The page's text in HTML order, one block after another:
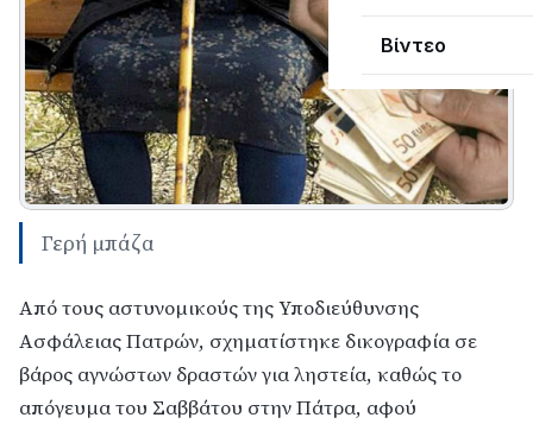
Βίντεο
Γερή μπάζα
Από τους αστυνομικούς της Υποδιεύθυνσης
Ασφάλειας Πατρών, σχηματίστηκε δικογραφία σε
βάρος αγνώστων δραστών για ληστεία, καθώς το
απόγευμα του Σαββάτου στην Πάτρα, αφού